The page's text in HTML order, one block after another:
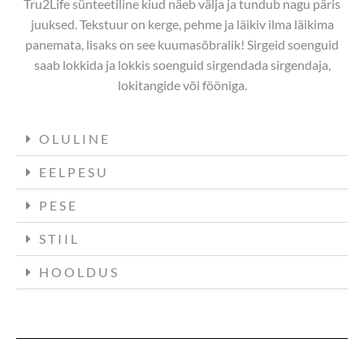
Tru2Life sünteetiline kiud näeb välja ja tundub nagu päris
juuksed. Tekstuur on kerge, pehme ja läikiv ilma läikima
panemata, lisaks on see kuumasõbralik! Sirgeid soenguid
saab lokkida ja lokkis soenguid sirgendada sirgendaja,
lokitangide või fööniga.
OLULINE
EELPESU
PESE
STIIL
HOOLDUS